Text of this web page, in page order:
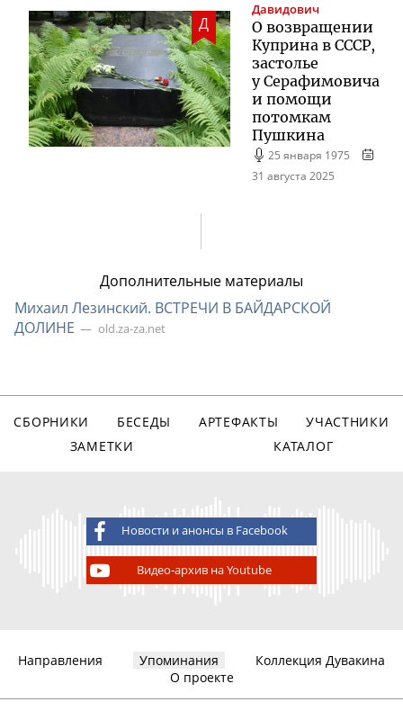
Д
Давидович
О возвращении
Куприна в СССР,
застолье
у Серафимовича
и помощи
потомкам
Пушкина
25 января 1975
31 августа 2025
Дополнительные материалы
Михаил Лезинский. ВСТРЕЧИ В БАЙДАРСКОЙ
ДОЛИНЕ
old.za-za.net
СБОРНИКИ БЕСЕДЫ АРТЕФАКТЫ
УЧАСТНИКИ
ЗАМЕТКИ
КАТАЛОГ
Новости и анонсы в Facebook
Видео-архив на Youtube
Направления Упоминания
Коллекция Дувакина
О проекте